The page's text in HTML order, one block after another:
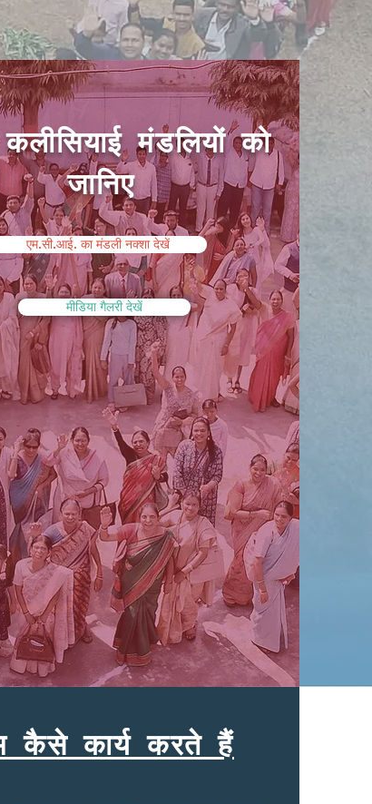
कलीसियाई मंडलियों को
जानिए
एम.सी.आई. का मंडली नक्शा देखें
मीडिया गैलरी देखें
कैसे कार्य करते हैं